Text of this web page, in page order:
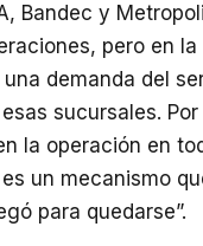
Bandec y
pero en la
demanda del
sucursales. Por
la operación en
un mecanismo
para quedarse”.